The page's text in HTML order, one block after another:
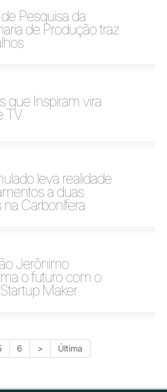
Pesquisa da
de Produção traz
que Inspiram vira
TV
leva realidade
a duas
na Carbonífera
Jerônimo
o futuro com o
Maker
6 > Última